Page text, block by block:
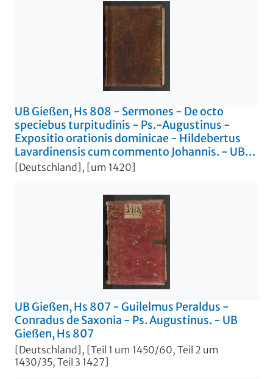
UB Gießen, Hs 808 - Sermones - De octo
speciebus turpitudinis - Ps.-Augustinus -
Expositio orationis dominicae - Hildebertus
Lavardinensis cum commento Johannis. - UB
Gießen, Hs 808
[Deutschland], [um 1420]
UB Gießen, Hs 807 - Guilelmus Peraldus -
Conradus de Saxonia - Ps. Augustinus. - UB
Gießen, Hs 807
[Deutschland], [Teil 1 um 1450/60, Teil 2 um
1430/35, Teil 3 1427]